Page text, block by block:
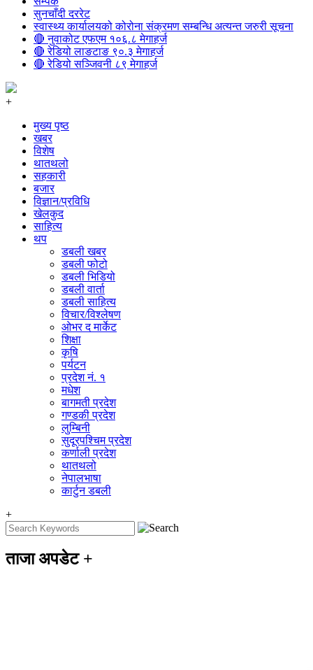
सुनचाँदी दररेट
स्वास्थ्य कार्यालयको कोरोना संक्रमण सम्बन्धि अत्यन्त जरुरी सूचना
🔴 नुवाकोट एफएम १०६.८ मेगाहर्ज
🔴 रेडियो लाङटाङ ९०.३ मेगाहर्ज
🔴 रेडियो सञ्जिवनी ८९ मेगाहर्ज
+
मुख्य पृष्ठ
खबर
विशेष
थातथलो
सहकारी
बजार
विज्ञान/प्रविधि
खेलकुद
साहित्य
थप
डबली खबर
डबली फोटो
डबली भिडियो
डबली वार्ता
डबली साहित्य
विचार/विश्‍लेषण
ओभर द मार्केट
शिक्षा
कृषि
पर्यटन
प्रदेश नं. १
मधेश
बागमती प्रदेश
गण्डकी प्रदेश
लुम्बिनी
सुदूरपश्चिम प्रदेश
कर्णाली प्रदेश
थातथलो
नेपालभाषा
कार्टुन डबली
+
ताजा अपडेट +